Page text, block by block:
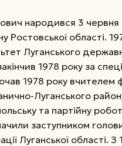
народився 3 червня
Ростовської області.
Луганського
1978 року за
1978 року вчителем
Луганського
та партійну
заступником
Луганської